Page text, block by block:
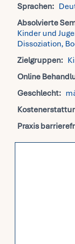
Sprachen:
Absolvierte
Kinder und
Dissoziation,
Zielgruppen:
Online
Geschlecht:
Praxis